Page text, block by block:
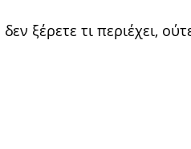
ξέρετε τι περιέχει,